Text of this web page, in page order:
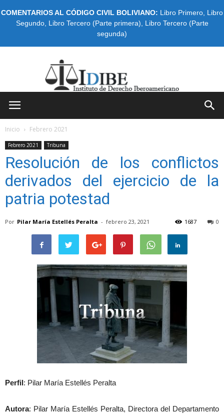
COMENTARIOS AL CÓDIGO CIVIL BOLIVIANO: Libro Primero Libro
Segundo, Libro Tercero (Parte primera)
Libro Tercero (Parte
segunda)
Inicio Febrero 2021
Febrero 2021 Tribuna
Resolución de los conflictos
derivados del ejercicio de la
patria potestad
Por Pilar María Estellés Peralta - febrero 23, 2021 0
1687
Perfil: Pilar María Estellés Peralta
Autora: Pilar María Estellés Peralta, Directora del Departamento